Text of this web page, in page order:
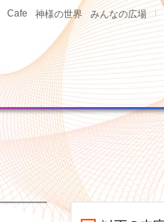
Cafe 神様の世界 みんなの広場 |